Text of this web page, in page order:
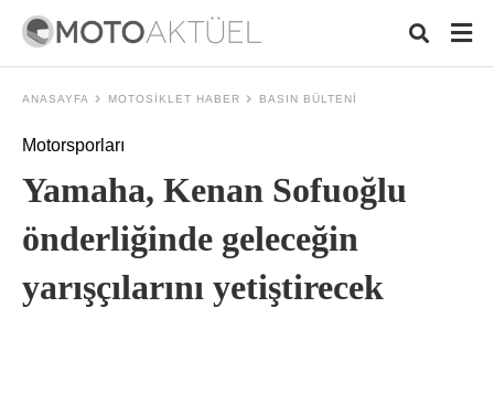
ANASAYFA MOTOSIKLET HABER BASIN BÜLTENI
Motorsporları
Yamaha, Kenan Sofuoğlu
önderliğinde geleceğin
yarışçılarını yetiştirecek